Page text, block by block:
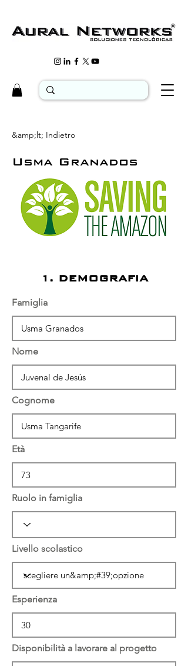
&amp;lt; Indietro
Usma Granados
1. DEMOGRAFIA
Famiglia
Nome
Cognome
Età
Ruolo in famiglia
Livello scolastico
Esperienza
Disponibilità a lavorare al progetto